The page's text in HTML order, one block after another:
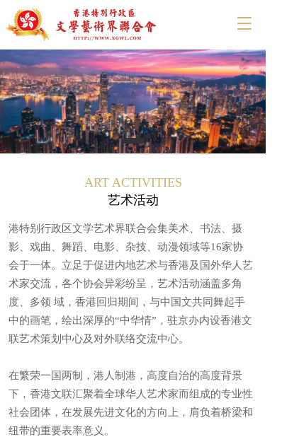
T
g
g
l
e
n
a
v
i
ART ACTIVITIES
艺术活动
港特别行政区文学艺术界联合会集美术、书法、摄
影、戏曲、舞蹈、电影、杂技、动漫领域等16家协
会于一体。立足于促进内地艺术与香港及国外华人艺
术家交流，各个协会异彩纷呈，艺术活动涵盖多角
度、多领 域，香港回归期间，与中国文共同舞起手
中的画笔，绘出深厚的“中华情”，驻京办内设香港文
联艺术策划中心及对外联络交流中心。
在繁荣一国两制，港人制港，高度自治的高度背景
下，香港文联汇聚着全球华人艺术家而组成的专业性
社会团体，在发展先进文化的方向上，肩负着桥梁和
纽带的重要表率意义。